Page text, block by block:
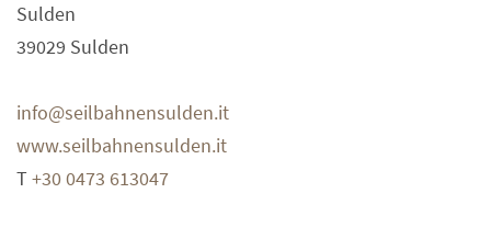
Sulden
39029 Sulden
info@seilbahnensulden.it
www.seilbahnensulden.it
T+30 0473 613047